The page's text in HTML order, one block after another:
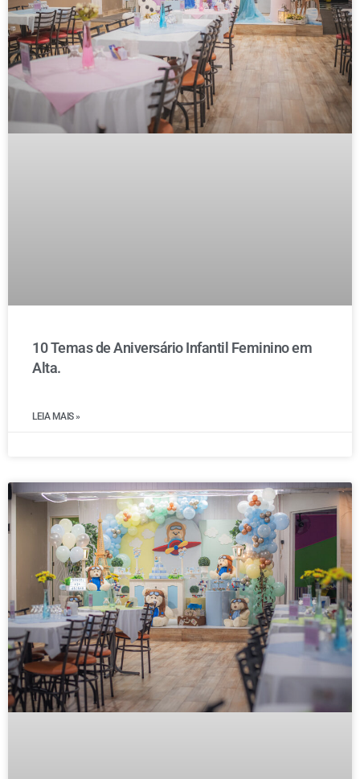
10 Temas de Aniversário Infantil Feminino em
Alta.
LEIA MAIS »